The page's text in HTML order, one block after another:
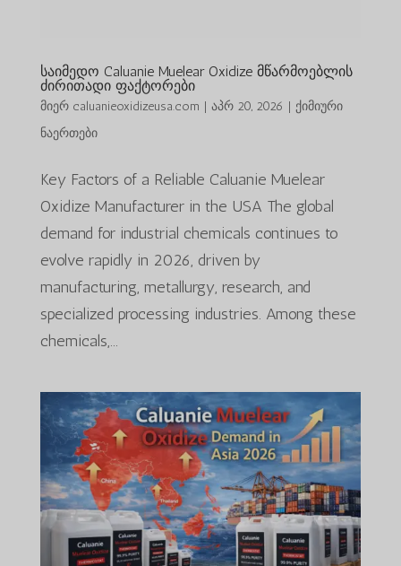
საიმედო Caluanie Muelear Oxidize მწარმოებლის
ძირითადი ფაქტორები
მიერ caluanieoxidizeusa.com | აპრ 20, 2026 | ქიმიური
ნაერთები
Key Factors of a Reliable Caluanie Muelear
Oxidize Manufacturer in the USA The global
demand for industrial chemicals continues to
evolve rapidly in 2026, driven by
manufacturing, metallurgy, research, and
specialized processing industries. Among these
chemicals,...